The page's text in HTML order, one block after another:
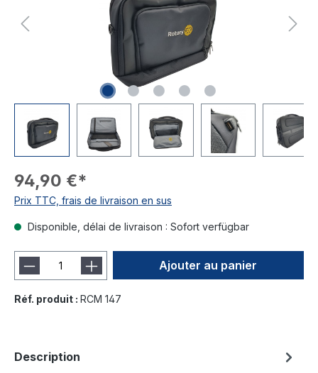
94,90 €*
Prix TTC, frais de livraison en sus
Disponible, délai de livraison : Sofort verfügbar
Ajouter au panier
Réf. produit : RCM 147
Description